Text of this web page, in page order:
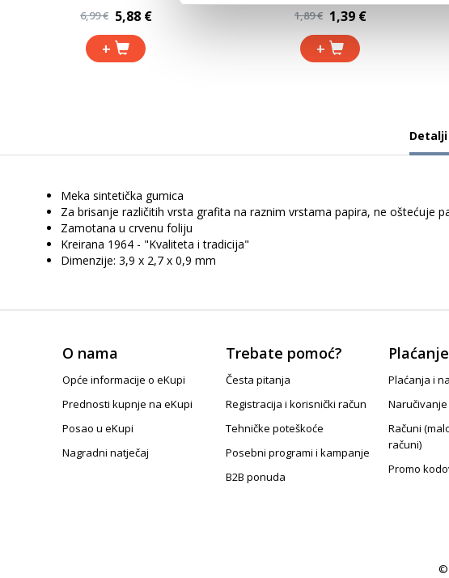
6,99 € 5,88 €
+
1,89 € 1,39 €
+
Meka sintetička gumica
Za brisanje različitih vrsta grafita na raznim vrstama papira, ne oštećuje
Zamotana u crvenu foliju
Kreirana 1964 - "Kvaliteta i tradicija"
Dimenzije: 3,9 x 2,7 x 0,9 mm
O nama
Opće informacije o eKupi
Prednosti kupnje na eKupi
Posao u eKupi
Nagradni natječaj
Trebate pomoć?
Česta pitanja
Registracija i korisnički račun
Tehničke poteškoće
Posebni programi i kampanje
B2B ponuda
Plaćanje
Plaćanja i
Računi
računi)
Promo
©